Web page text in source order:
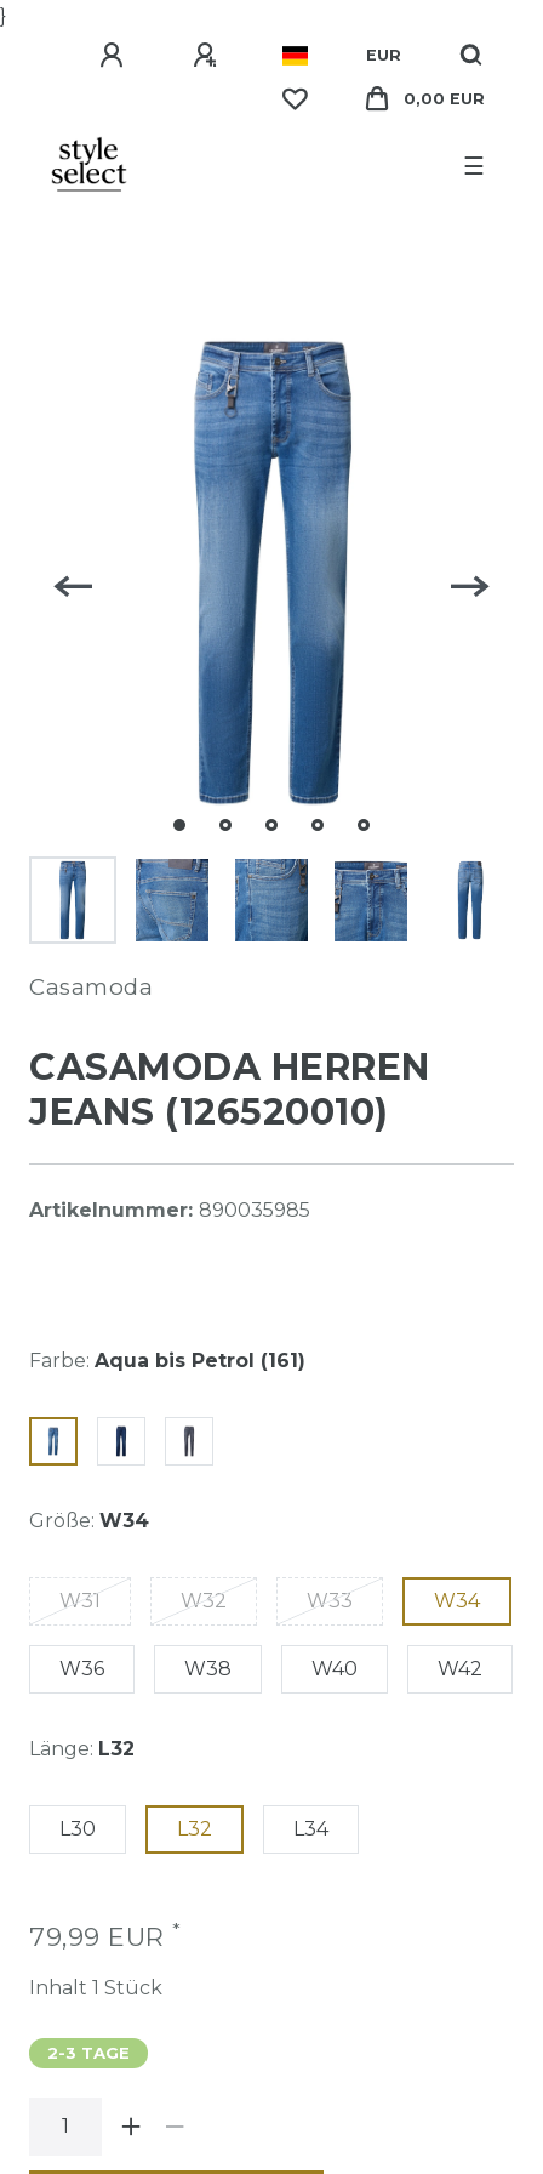
}
EUR
0,00 EUR
☰
Casamoda
CASAMODA HERREN
JEANS (126520010)
Artikelnummer: 890035985
Farbe: Aqua bis Petrol (161)
Größe: W34
W31 W32 W33 W34
W36 W38 W40 W42
Länge: L32
L30 L32 L34
79,99 EUR *
Inhalt 1 Stück
2-3 TAGE